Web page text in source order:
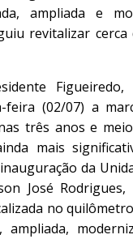
ampliada e
revitalizar cerca
Figueiredo,
feira (02/07) a
três anos e
mais
da
José
no